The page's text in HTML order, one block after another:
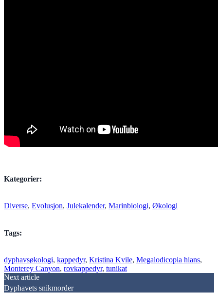
Kategorier:
Diverse, Evolusjon, Julekalender, Marinbiologi, Økologi
Tags:
dyphavsøkologi, kappedyr, Kristina Kvile, Megalodicopia hians
Monterey Canyon, rovkappedyr, tunikat
Post
Next article
Dyphavets snikmorder